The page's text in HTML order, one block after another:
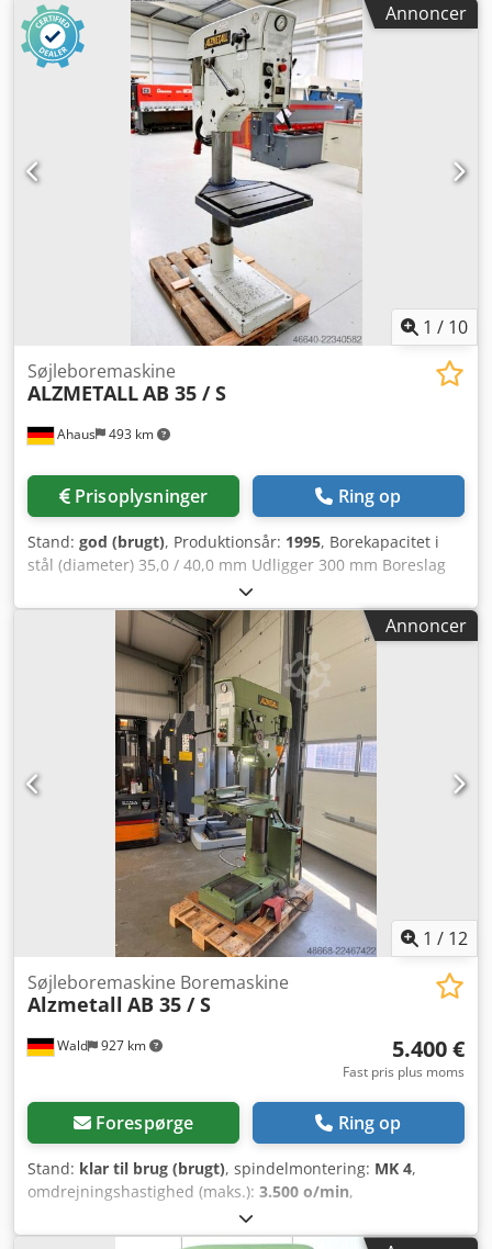
Annoncer
1 / 10
Ahaus 493 km
Søjleboremaskine
ALZMETALLAB 35 / S
Prisoplysninger Ring op
Stand: god (brugt), Produktionsår: 1995, Borekapacitet i
stål (diameter) 35,0 / 40,0 mm Udligger 300 mm Boreslag
180 mm Omdrejningstal 65,0 - 1.750 o/min Bordstørrelse
615 x 420 mm Søjlediameter 155 mm Fremføring 0,1 / 0,2 /
0,3 mm/o Spindelmontering MK 4 Motoreffekt 0,9 / 1,5 kW
Vægt 450 kg Dimensioner L-B-H 800 x 650 x 1850 mm
Udstyr: - robust søjlebormaskine - trinløs
hastighedsregulering (kilerem) - automatisk
spindelfremføring * med elektromagnetisk indkobling -
polskiftbar motor Dodjzl E Uhopfx Ac Deck - R/L
rotationsretning på borespindlen - boredybdeanslag -
maskinbord med 2 x T-spor * højdejusterbar via håndsving
- NØDSTOP-knap foran - betjeningsvejledning (PDF)
Annoncer
1 / 12
Wald 927 km
Søjleboremaskine Boremaskine
Alzmetall AB 35 / S
5.400 €
Fast pris plus moms
Forespørge Ring op
Stand: klar til brug (brugt), spindelmontering: MK 4,
omdrejningshastighed (maks.): 3.500 o/min,
omdrejningshastighed (min.):130 o/min
mm, Alzmetall AB 35 / S Boremaskine, søjleboremaskine